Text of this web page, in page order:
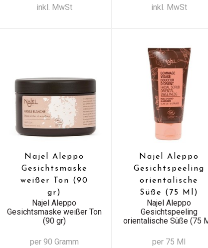
inkl. MwSt
inkl. MwSt
Najel Aleppo
Gesichtsmaske
weißer Ton (90
gr)
Najel Aleppo
Gesichtsmaske weißer Ton
(90 gr)
per 90 Gramm
Najel Aleppo
Gesichtspeeling
orientalische
Süße (75 Ml)
Najel Aleppo
Gesichtspeeling
orientalische Süße (75
per 75 Ml